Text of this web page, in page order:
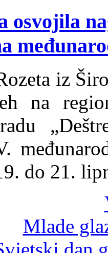
osvojila
iz
na
do 21.